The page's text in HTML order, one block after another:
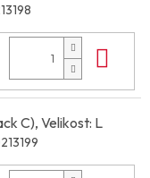
C), Velikost: L